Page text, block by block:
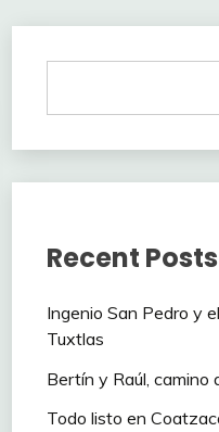
Recent Posts
Ingenio San Pedro y
Tuxtlas
Bertín y Raúl, camino
Todo listo en